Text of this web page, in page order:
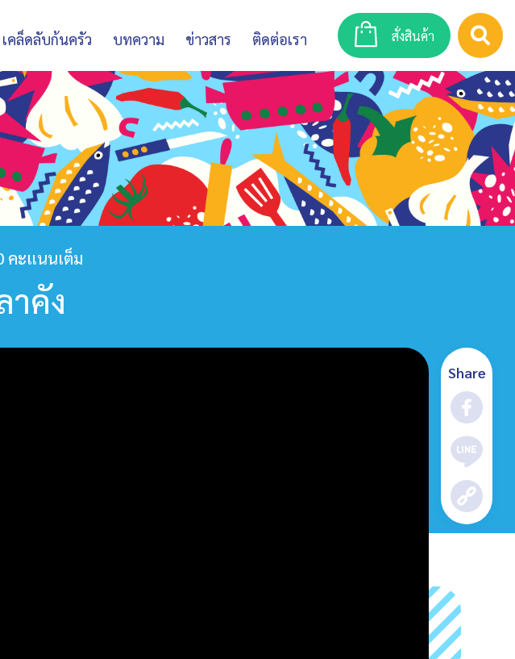
เคล็ดลับก้นครัว บทความ ข่าวสาร ติดต่อเรา สั่งสินค้า
คะแนนเต็ม
าคัง
Share